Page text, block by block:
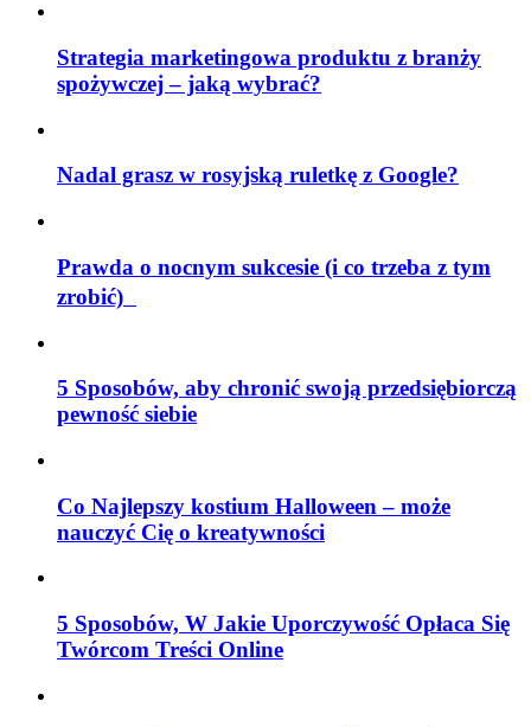
Strategia marketingowa produktu z branży
spożywczej – jaką wybrać?
Nadal grasz w rosyjską ruletkę z Google?
Prawda o nocnym sukcesie (i co trzeba z tym
zrobić)
5 Sposobów, aby chronić swoją przedsiębiorczą
pewność siebie
Co Najlepszy kostium Halloween – może
nauczyć Cię o kreatywności
5 Sposobów, W Jakie Uporczywość Opłaca Się
Twórcom Treści Online